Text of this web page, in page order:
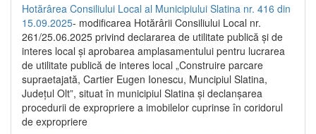
Hotărârea Consiliului Local al Municipiului Slatina nr. 416 din
15.09.2025- modificarea Hotărârii Consiliului Local nr.
261/25.06.2025 privind declararea de utilitate publică și de
interes local și aprobarea amplasamentului pentru lucrarea
de utilitate publică de interes local „Construire parcare
supraetajată, Cartier Eugen Ionescu, Muncipiul Slatina,
Județul Olt”, situat în municipiul Slatina și declanșarea
procedurii de expropriere a imobilelor cuprinse în coridorul
de expropriere